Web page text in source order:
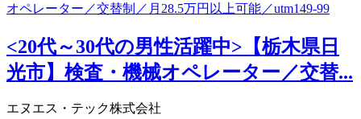
<20代～30代の男性活躍中>【栃木県日
光市】検査・機械オペレーター／交替...
エヌエス・テック株式会社